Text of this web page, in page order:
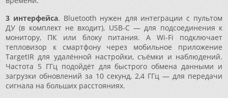
3 интерфейса. Bluetooth нужен для интеграции с пультом
ДУ (в комплект не входит), USB-C — для подсоединения к
монитору, ПК или блоку питания. А Wi-Fi подключает
тепловизор к смартфону через мобильное приложение
TargetIR для удалённой настройки, съёмки и наблюдений.
Частота 5 ГГц подойдёт для быстрого обмена данными и
загрузки обновлений за 10 секунд, 2,4 ГГц — для передачи
сигнала на больших расстояниях.